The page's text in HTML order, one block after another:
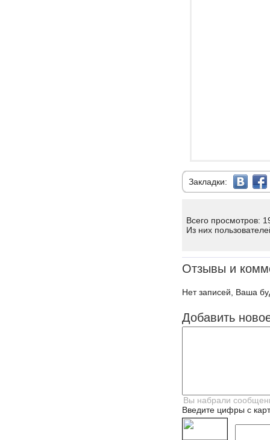
Закладки:
Всего просмотров:
Из них
Отзывы и
Нет записей, Ваша
Добавить
Введите цифры с